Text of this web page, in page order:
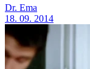
Dr. Ema
18. 09. 2014